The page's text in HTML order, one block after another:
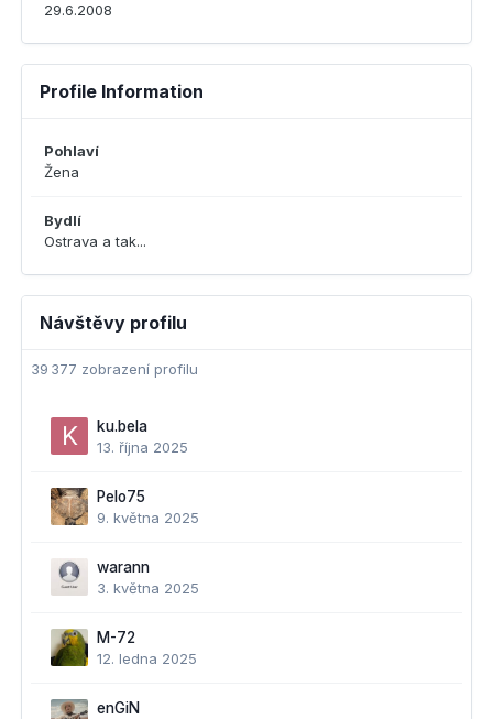
29.6.2008
Profile Information
Pohlaví
Žena
Bydlí
Ostrava a tak...
Návštěvy profilu
39 377 zobrazení profilu
ku.bela
13. října 2025
Pelo75
9. května 2025
warann
3. května 2025
M-72
12. ledna 2025
enGiN